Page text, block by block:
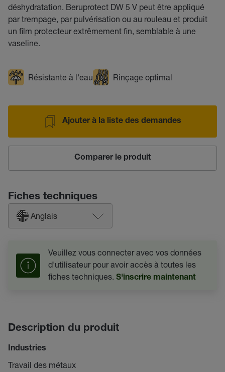
déshydratation. Beruprotect DW 5 V peut être appliqué
par trempage, par pulvérisation ou au rouleau et produit
un film protecteur extrêmement fin, semblable à une
vaseline.
Résistante à l'eau Rinçage optimal
Ajouter à la liste des demandes
Comparer le produit
Fiches techniques
Anglais
Veuillez vous connecter avec vos données
d'utilisateur pour avoir accès à toutes les
fiches techniques. S'inscrire maintenant
Description du produit
Industries
Travail des métaux